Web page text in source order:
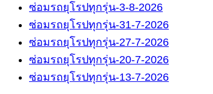
ซ่อมรถยุโรปทุกรุ่น-3-8-2026
ซ่อมรถยุโรปทุกรุ่น-31-7-2026
ซ่อมรถยุโรปทุกรุ่น-27-7-2026
ซ่อมรถยุโรปทุกรุ่น-20-7-2026
ซ่อมรถยุโรปทุกรุ่น-13-7-2026